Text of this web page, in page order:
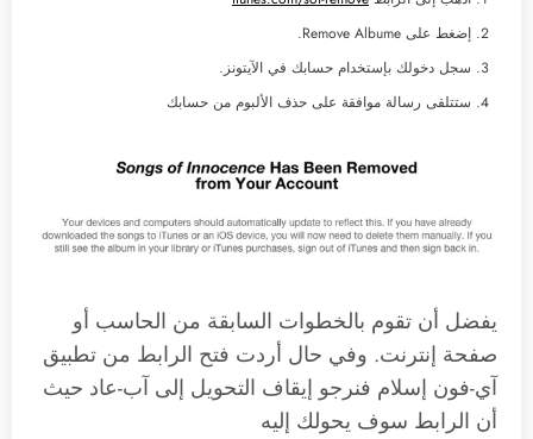
إضغط على Remove Albume.
سجل دخولك بإستخدام حسابك في الآيتونز.
ستتلقى رسالة موافقة على حذف الألبوم من حسابك
يفضل أن تقوم بالخطوات السابقة من الحاسب أو
صفحة إنترنت. وفي حال أردت فتح الرابط من تطبيق
آي-فون إسلام فنرجو إيقاف التحويل إلى آب-عاد حيث
أن الرابط سوف يحولك إليه